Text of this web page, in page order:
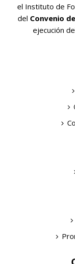
el Instituto de
del Convenio
ejecución